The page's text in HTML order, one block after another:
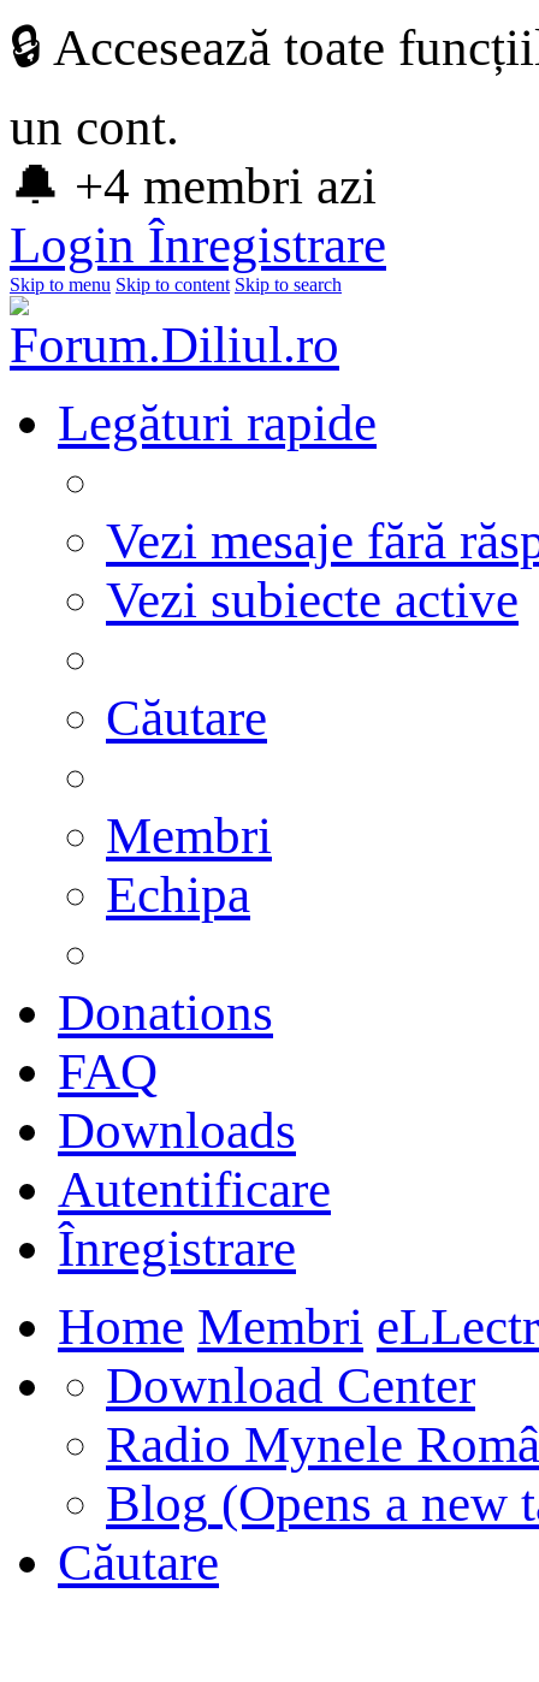
🔒 Accesează toate
un cont.
🔔 +4 membri azi
Login Înregistrare
Skip to menu Skip to content Skip to search
Legături rapide
Vezi mesaje fără
Vezi subiecte active
Căutare
Membri
Echipa
Donations
FAQ
Downloads
Autentificare
Înregistrare
Home Membri
Download Center
Radio Mynele
Blog (Opens a new
Căutare